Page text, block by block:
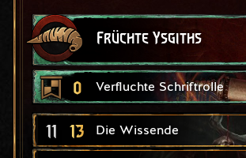
Früchte Ysgiths
0 Verfluchte Schriftrolle
11 13 Die Wissende